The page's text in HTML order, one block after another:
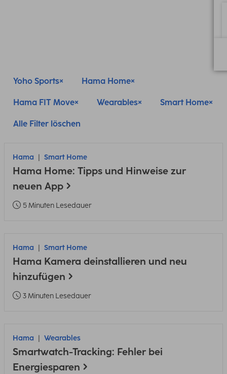
Yoho Sports Hama Home
Hama FIT Move Wearables Smart Home
Alle Filter löschen
Hama Smart Home
Hama Home: Tipps und Hinweise zur
neuen App
5 Minuten Lesedauer
Hama Smart Home
Hama Kamera deinstallieren und neu
hinzufügen
3 Minuten Lesedauer
Hama Wearables
Smartwatch-Tracking: Fehler bei
Energiesparen